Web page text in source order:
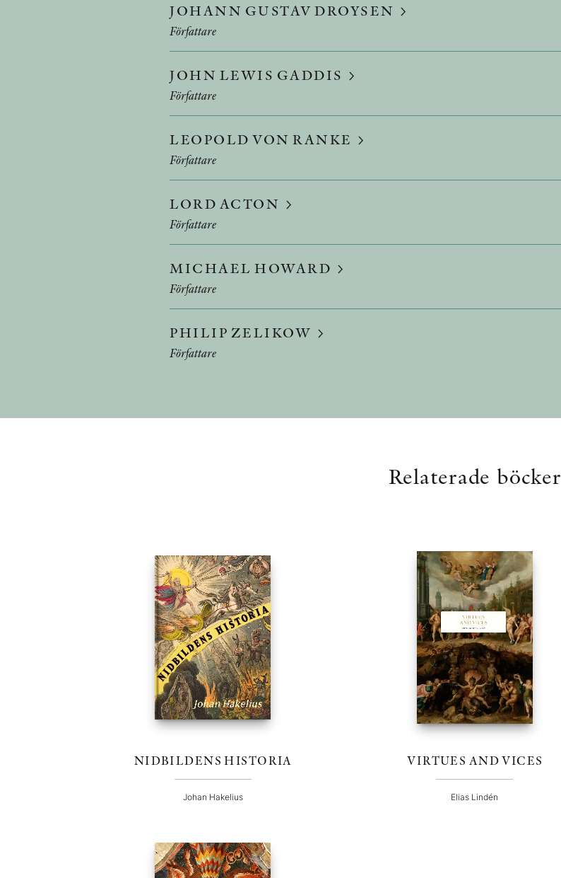
JOHANN GUSTAV DROYSEN
Författare
JOHN LEWIS GADDIS
Författare
LEOPOLD VON RANKE
Författare
LORD ACTON
Författare
MICHAEL HOWARD
Författare
PHILIP ZELIKOW
Författare
Relaterade böcker
NIDBILDENS HISTORIA
Johan Hakelius
VIRTUES AND VICES
Elias Lindén